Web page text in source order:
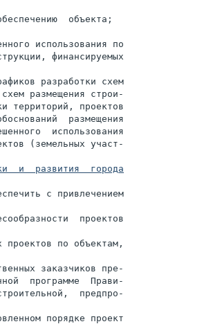
объекта;
использования по
финансируемых
разработки схем
размещения строи-
территорий, проектов
размещения
использования
(земельных участ-
и  развития  города
с привлечением
проектов
проектов по объектам,
заказчиков пре-
программе  Прави-
предпро-
порядке проект